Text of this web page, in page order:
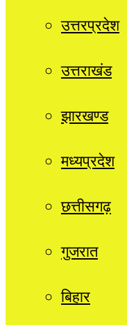
उत्तरप्रदेश
उत्तराखंड
झारखण्ड
मध्यप्रदेश
छत्तीसगढ़
गुजरात
बिहार